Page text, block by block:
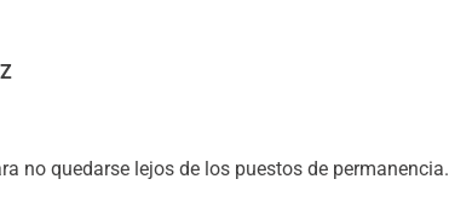
no quedarse lejos de los puestos de permanencia.